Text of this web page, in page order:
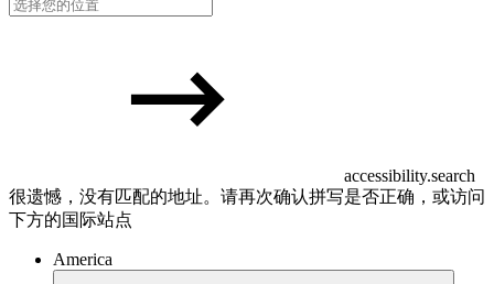
accessibility.search
很遗憾，没有匹配的地址。请再次确认拼写是否正确，或访问
下方的国际站点
America